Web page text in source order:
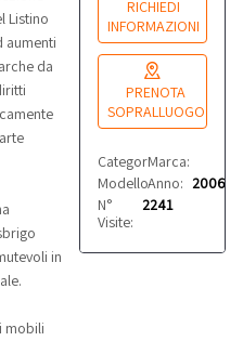
RICHIEDI
INFORMAZIONI
PRENOTA
SOPRALLUOGO
Categoria: Automobili
Marca:
Modello: Aygo
Anno: 2006
N°
Visite:
2241
Listino
aumenti
da
in
mobili